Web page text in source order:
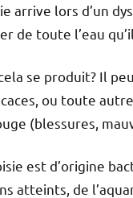
arrive lors d’un
de toute l’eau
se produit? Il
ou toute
(blessures,
est d’origine
atteints, de